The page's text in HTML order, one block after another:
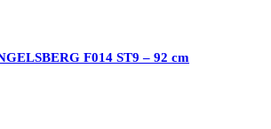
F014 ST9 – 92 cm